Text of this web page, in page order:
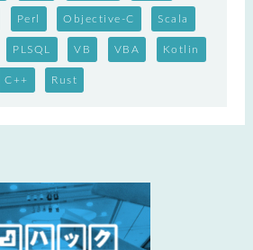
Perl Objective-C Scala
PLSQL VB VBA Kotlin
C++ Rust